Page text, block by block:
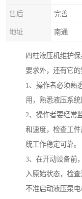
售后 完善
地址 南通
四柱液压机维护
要求外，还有它的
1、操作者必须熟
用，熟悉液压系统
2、操作者要经常
和速度，检查工
统工作稳定可靠。
3、在开动设备前
入原始状态，检查
不准启动液压泵电